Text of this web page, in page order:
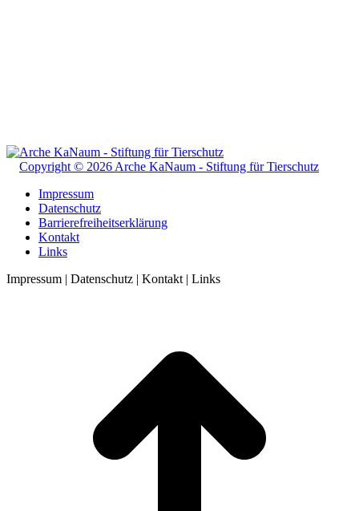
Copyright © 2026 Arche KaNaum - Stiftung für Tierschutz
Impressum
Datenschutz
Barrierefreiheitserklärung
Kontakt
Links
Impressum | Datenschutz | Kontakt | Links